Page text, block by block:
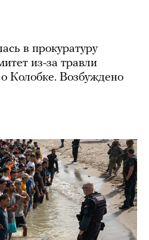
в прокуратуру
из-за травли
Колобке. Возбуждено